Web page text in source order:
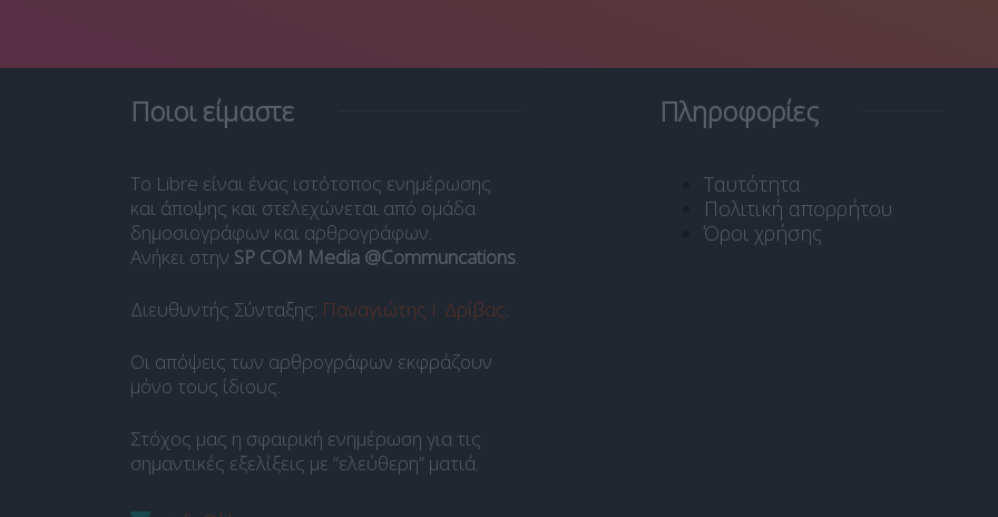
Ποιοι είμαστε
Το Libre είναι ένας ιστότοπος ενημέρωσης
και άποψης και στελεχώνεται από ομάδα
δημοσιογράφων και αρθρογράφων.
Ανήκει στην SP COM Media @Communcations.
Διευθυντής Σύνταξης: Παναγιώτης Ι. Δρίβας.
Οι απόψεις των αρθρογράφων εκφράζουν
μόνο τους ίδιους.
Στόχος μας η σφαιρική ενημέρωση για τις
σημαντικές εξελίξεις με “ελεύθερη” ματιά.
Πληροφορίες
Ταυτότητα
Πολιτική απορρήτου
Όροι χρήσης